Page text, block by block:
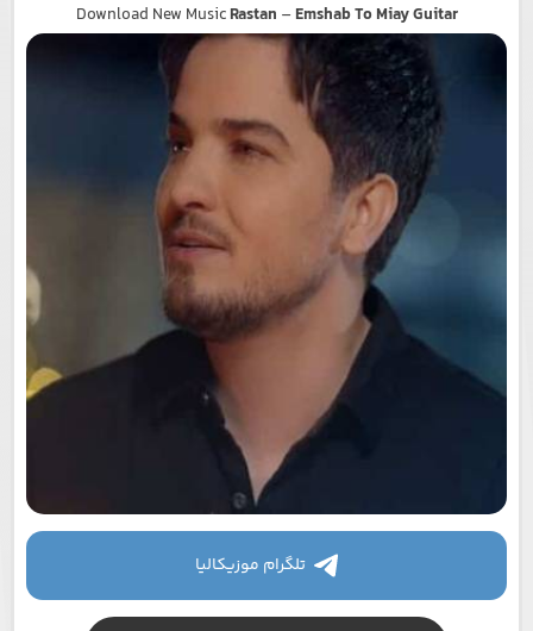
Download New MusicRastan – Emshab To Miay Guitar
تلگرام موزیکالیا